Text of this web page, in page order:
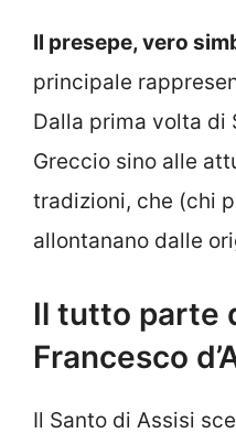
Il presepe, vero
principale
Dalla prima volta di
Greccio sino alle
tradizioni, che (chi
allontanano dalle
Il tutto parte
Francesco
Il Santo di Assisi